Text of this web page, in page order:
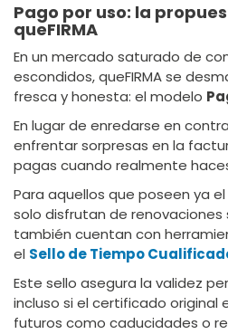
Pago por uso: la
queFIRMA
En un mercado saturado de
escondidos, queFIRMA se
fresca y honesta: el modelo
En lugar de enredarse en
enfrentar sorpresas en la
pagas cuando realmente
Para aquellos que poseen ya
solo disfrutan de renovaciones
también cuentan con
el Sello de Tiempo
Este sello asegura la validez
incluso si el certificado original
futuros como caducidades o